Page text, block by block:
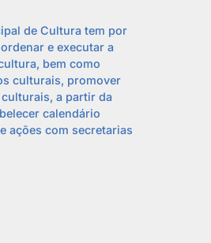
de Cultura tem por
e executar a
bem como
culturais, promover
a partir da
calendário
ações com secretarias